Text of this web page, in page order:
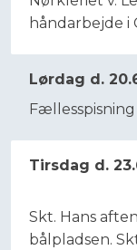
håndarbejde i
Lørdag d.
Tirsdag d.
Skt. Hans
bålpladsen.